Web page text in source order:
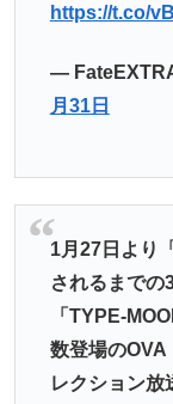
https://t.co/
—
月31日
1月27日より
されるまでの
「TYPE-
数登場のOVA
レクション放